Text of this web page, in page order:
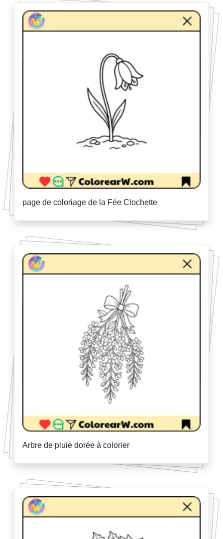
page de coloriage de la Fée Clochette
Arbre de pluie dorée à colorier